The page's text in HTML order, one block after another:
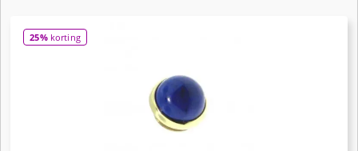
25%korting